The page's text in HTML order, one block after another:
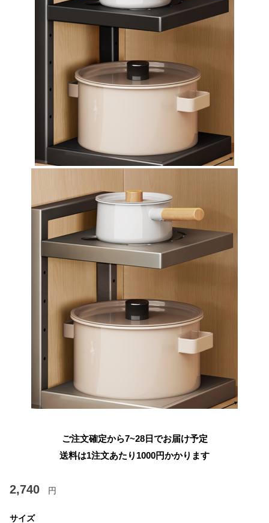
ご注文確定から7~28日でお届け予定
送料は1注文あたり 1000円かかります
2,740 円
サイズ